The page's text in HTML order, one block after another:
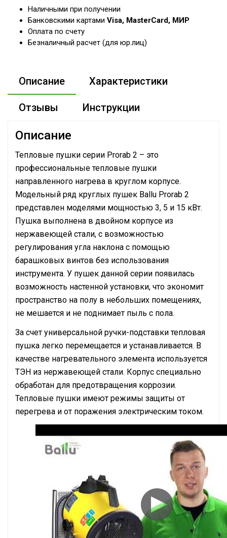
Наличными при получении
Банковскими картами Visa, MasterCard, МИР
Оплата по счету
Безналичный расчет (для юр.лиц)
Описание Характеристики
Отзывы Инструкции
Описание
Тепловые пушки серии Prorab 2 – это
профессиональные тепловые пушки
направленного нагрева в круглом корпусе.
Модельный ряд круглых пушек Ballu Prorab 2
представлен моделями мощностью 3, 5 и 15 кВт.
Пушка выполнена в двойном корпусе из
нержавеющей стали, с возможностью
регулирования угла наклона с помощью
барашковых винтов без использования
инструмента. У пушек данной серии появилась
возможность настенной установки, что экономит
пространство на полу в небольших помещениях,
не мешается и не поднимает пыль с пола.
За счет универсальной ручки-подставки тепловая
пушка легко перемещается и устанавливается. В
качестве нагревательного элемента используется
ТЭН из нержавеющей стали. Корпус специально
обработан для предотвращения коррозии.
Тепловые пушки имеют режимы защиты от
перегрева и от поражения электрическим током.